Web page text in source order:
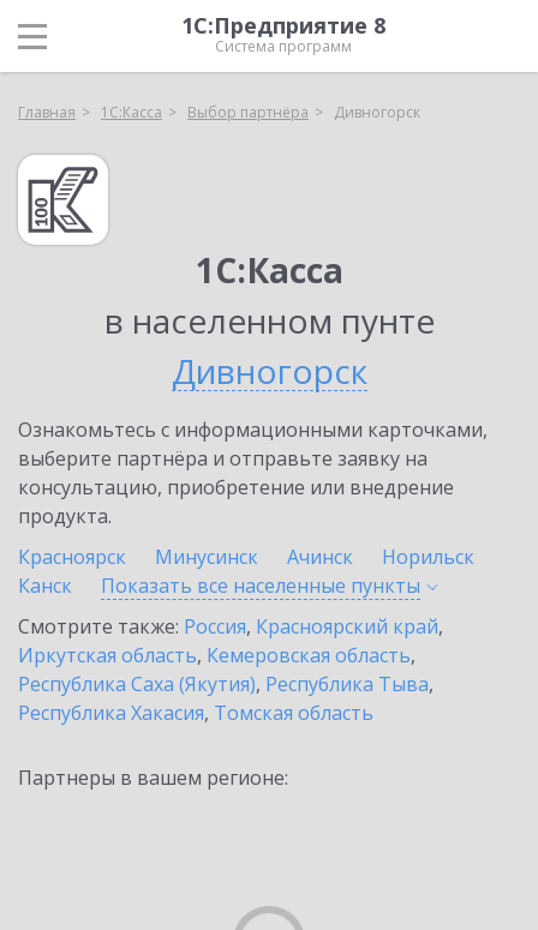
1С:Предприятие 8
Система программ
Главная 1С:Касса Выбор партнёра Дивногорск
1С:Касса
в населенном пунте
Дивногорск
Ознакомьтесь с информационными карточками,
выберите партнёра и отправьте заявку на
консультацию, приобретение или внедрение
продукта.
Красноярск
Минусинск Ачинск
Норильск
Канск
Показать все населенные пункты
Смотрите также: Россия, Красноярский край,
Иркутская область, Кемеровская область,
Республика Саха (Якутия), Республика Тыва,
Республика Хакасия, Томская область
Партнеры в вашем регионе: